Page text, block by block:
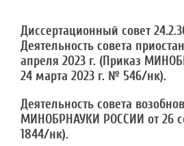
Диссертационный совет
Деятельность совета
апреля 2023 г. (Приказ
24 марта 2023 г. № 546/нк).
Деятельность совета
МИНОБРНАУКИ РОССИИ от 26
1844/нк).